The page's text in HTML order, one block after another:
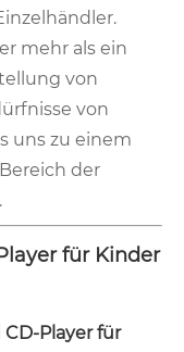
mehr als ein
von
von
uns zu einem
der
für Kinder
Player für